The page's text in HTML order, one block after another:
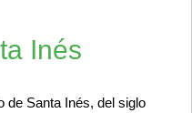
Inés
de Santa Inés, del siglo